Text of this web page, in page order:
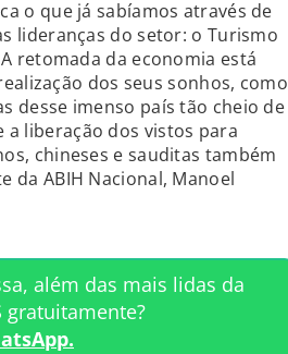
o que já sabíamos através de
lideranças do setor: o Turismo
retomada da economia está
dos seus sonhos, como
desse imenso país tão cheio de
liberação dos vistos para
chineses e sauditas também
da ABIH Nacional, Manoel
além das mais lidas da
gratuitamente?